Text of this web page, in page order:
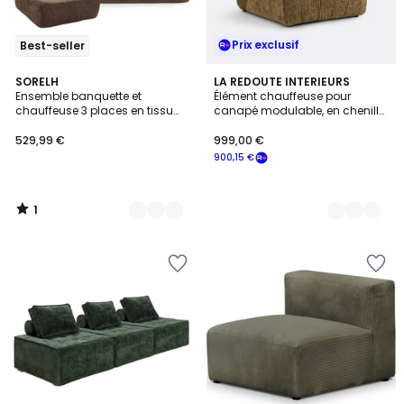
Best-seller
SORELH
Ensemble banquette et
chauffeuse 3 places en tissu
529,99 €
1
/
5
3
Couleurs
1
/
Prix exclusif
LA REDOUTE INTERIEURS
Élément chauffeuse pour
canapé modulable, en chenille
900,15 €
999,00 €
5
Couleurs